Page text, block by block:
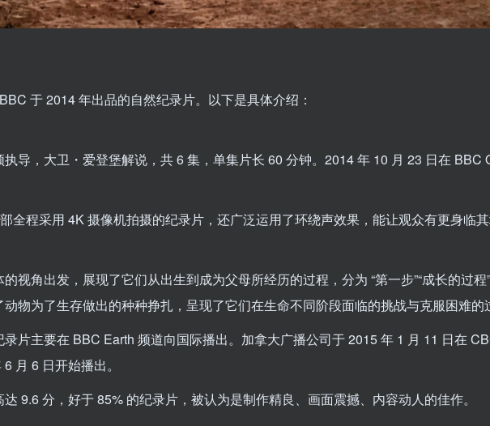
于 2014 年出品的自然纪录片。以下是具体介绍：
执导，大卫・爱登堡解说，共 6 集，单集片长 60 分钟。2014 年 10 月 23 日在 BBC
全程采用 4K 摄像机拍摄的纪录片，还广泛运用了环绕声效果，能让观众有更身临
的视角出发，展现了它们从出生到成为父母所经历的过程，分为 “第一步”“成长的过程
动物为了生存做出的种种挣扎，呈现了它们在生命不同阶段面临的挑战与克服困难的
录片主要在 BBC Earth 频道向国际播出。加拿大广播公司于 2015 年 1 月 11 日在
月 6 日开始播出。
9.6 分，好于 85% 的纪录片，被认为是制作精良、画面震撼、内容动人的佳作。